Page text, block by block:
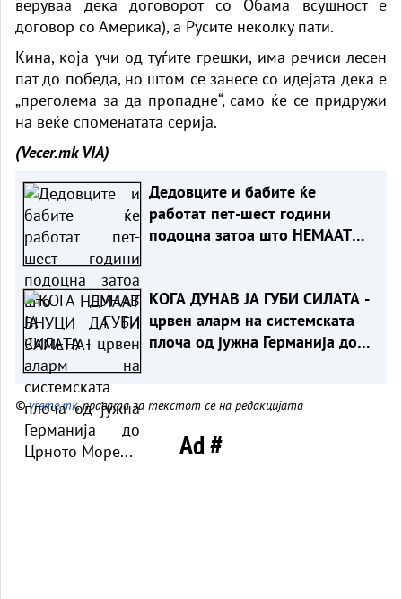
веруваа дека договорот со Обама всушност е
договор со Америка), а Русите неколку пати.
Кина, која учи од туѓите грешки, има речиси лесен
пат до победа, но штом се занесе со идејата дека е
„преголема за да пропадне“, само ќе се придружи
на веќе споменатата серија.
(Vecer.mkVIA)
Дедовците и бабите ќе
работат пет-шест години
подоцна затоа што НЕМААТ
КОГА ДУНАВ ЈА ГУБИ СИЛАТА -
црвен аларм на системската
плоча од јужна Германија до
©vreme.mk, правата за текстот се на редакцијата
Ad #